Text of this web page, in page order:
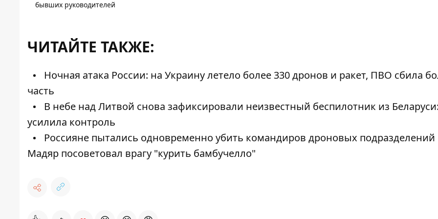
бывших руководителей
ЧИТАЙТЕ ТАКЖЕ:
Ночная атака России: на Украину летело более 330 дронов и ракет, ПВО сбила
часть
В небе над Литвой снова зафиксировали неизвестный беспилотник из
усилила контроль
Россияне пытались одновременно убить командиров дроновых подразделений
Мадяр посоветовал врагу "курить бамбучелло"